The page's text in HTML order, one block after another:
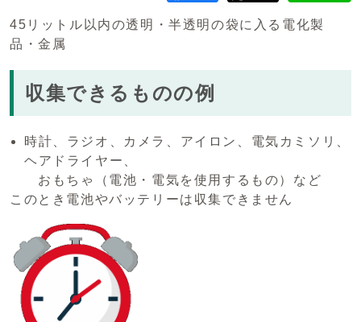
45リットル以内の透明・半透明の袋に入る電化製
品・金属
収集できるものの例
時計、ラジオ、カメラ、アイロン、電気カミソリ、
ヘアドライヤー、
おもちゃ（電池・電気を使用するもの）など
このとき電池やバッテリーは収集できません